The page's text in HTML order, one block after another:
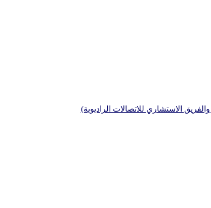
الاستشاري للاتصالات الراديوية)